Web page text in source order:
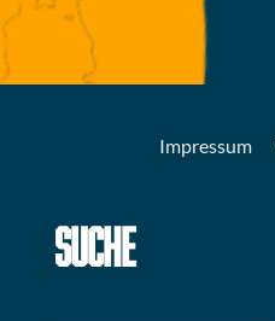
Impressum
SUCHE